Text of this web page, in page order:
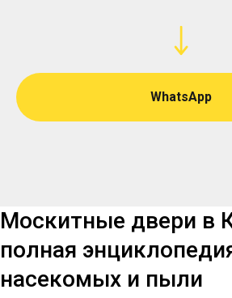
WhatsApp
Москитные двери в
полная
насекомых и пыли